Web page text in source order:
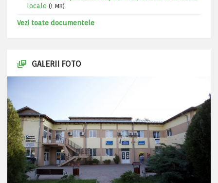
locale (1 MB)
Vezi toate documentele
GALERII FOTO